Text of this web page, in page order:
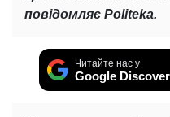
повідомляє Politeka.
Читайте нас у
Google Discover